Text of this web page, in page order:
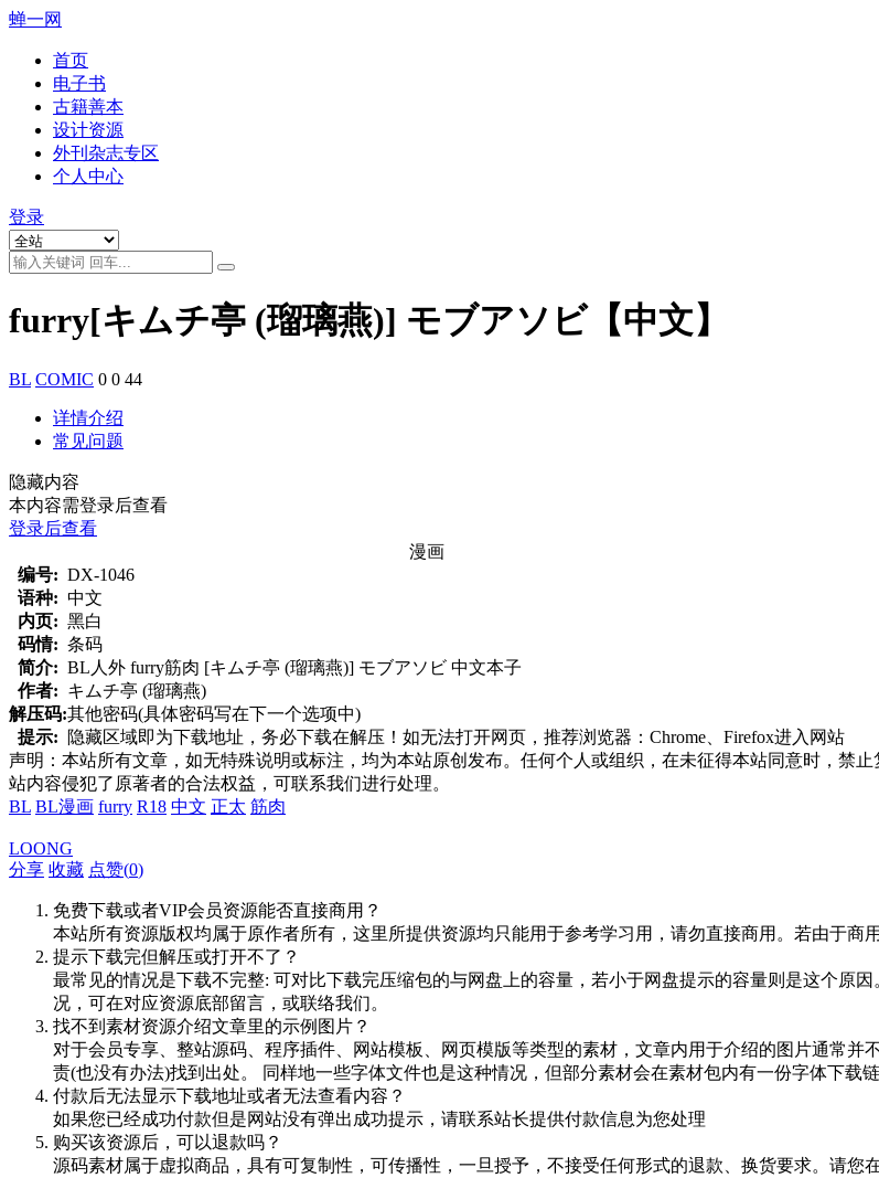
蝉一网
首页
电子书
古籍善本
设计资源
外刊杂志专区
个人中心
登录
furry[キムチ亭 (瑠璃燕)] モブアソビ【中文】
BL COMIC 0 0 44
详情介绍
常见问题
隐藏内容
本内容需登录后查看
登录后查看
漫画
编号: DX-1046
语种: 中文
内页: 黑白
码情: 条码
简介: BL人外 furry筋肉 [キムチ亭 (瑠璃燕)] モブアソビ 中文本子
作者: キムチ亭 (瑠璃燕)
解压码:其他密码(具体密码写在下一个选项中)
提示:
隐藏区域即为下载地址，务必下载在解压！如无法打开网页，推荐浏览器：Chrome、Firefox进入网站
声明：本站所有文章，如无特殊说明或标注，均为本站原创发布。任何个人或组织，在未征得本站同意时，禁
站内容侵犯了原著者的合法权益，可联系我们进行处理。
BL BL漫画 furry R18 中文 正太 筋肉
LOONG
分享 收藏 点赞(0)
免费下载或者VIP会员资源能否直接商用？
本站所有资源版权均属于原作者所有，这里所提供资源均只能用于参考学习用，请勿直接商用。若由于商
提示下载完但解压或打开不了？
最常见的情况是下载不完整: 可对比下载完压缩包的与网盘上的容量，若小于网盘提示的容量则是这个原
况，可在对应资源底部留言，或联络我们。
找不到素材资源介绍文章里的示例图片？
对于会员专享、整站源码、程序插件、网站模板、网页模版等类型的素材，文章内用于介绍的图片通常
责(也没有办法)找到出处。 同样地一些字体文件也是这种情况，但部分素材会在素材包内有一份字体下载链
付款后无法显示下载地址或者无法查看内容？
如果您已经成功付款但是网站没有弹出成功提示，请联系站长提供付款信息为您处理
购买该资源后，可以退款吗？
源码素材属于虚拟商品，具有可复制性，可传播性，一旦授予，不接受任何形式的退款、换货要求。请您